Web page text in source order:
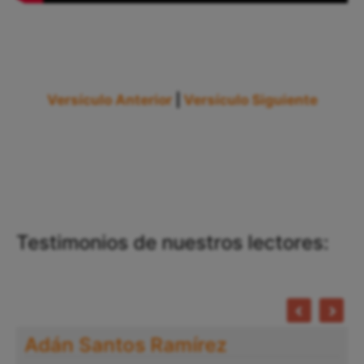
Versículo Anterior Versículo Siguiente
Testimonios de nuestros lectores:
Adán Santos Ramírez